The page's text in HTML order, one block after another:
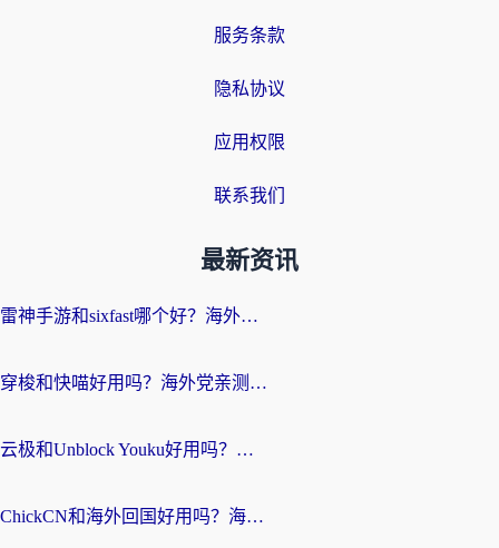
服务条款
隐私协议
应用权限
联系我们
最新资讯
雷神手游和sixfast哪个好？海外党亲测3款回国加速器，教你选对不踩坑
穿梭和快喵好用吗？海外党亲测：小众加速器对比+番茄加速器深度体验
云极和Unblock Youku好用吗？海外党亲测+2026回国加速器避坑指南
ChickCN和海外回国好用吗？海外党2026亲测：从手游到影音，选对加速器的3个关键